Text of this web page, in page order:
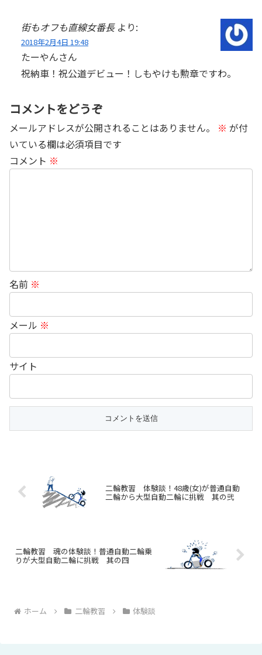
街もオフも直線女番長 より:
2018年2月4日 19:48
たーやんさん
祝納車！祝公道デビュー！しもやけも勲章ですわ。
コメントをどうぞ
メールアドレスが公開されることはありません。 ※ が付
いている欄は必須項目です
コメント ※
名前 ※
メール ※
サイト
二輪教習 体験談！48歳(女)が普通自動
二輪から大型自動二輪に挑戦 其の弐
二輪教習 魂の体験談！普通自動二輪乗
りが大型自動二輪に挑戦 其の四
ホーム 二輪教習 体験談